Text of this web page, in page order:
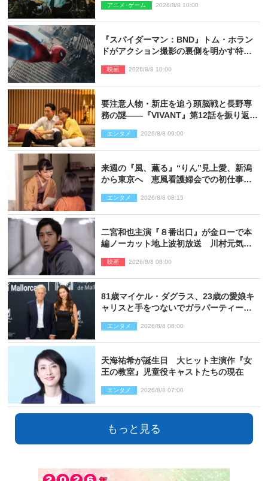
アニメ･ゲーム 2026/8/8 10:00
『スパイダーマン：BND』トム・ホラン
ドがアクション撮影の裏側を明かす特別
映画 2026/8/8 10:00
要注意人物・新庄を追う頭脳戦と長野専
務の謎――『VIVANT』第12話を振り返
エンタメ 2026/8/8 09:00
来週の『風、薫る』“りん”見上愛、新潟
から東京へ 恵風看護婦会での初仕事に
エンタメ 2026/8/8 08:15
二宮和也主演『８番出口』が金ローで本
編ノーカット地上波初放送 川村元気監
映画 2026/8/8 08:00
81歳マイケル・ダグラス、23歳の愛娘キ
ャリスと手をつないでガラパーティーに
エンタメ 2026/8/8 08:00
天海祐希が誕生日 大ヒット主演作『女
王の教室』児童役キャストたちの現在
エンタメ 2026/8/8 07:00
もっと見る